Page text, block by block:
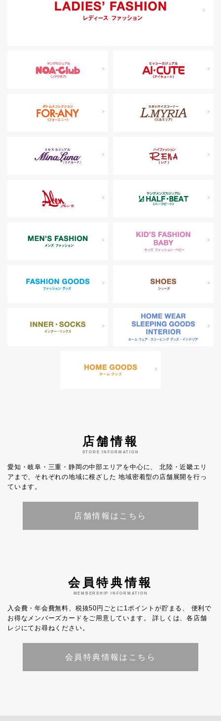
店舗情報
STORE INFORMATION
愛知・岐阜・三重・静岡の中部エリアを中心に、
北陸・近畿エリ
アまで、それぞれの地域に根ざした 地域密着型の店舗展開を行っ
ています。
店舗情報はこちら
会員特典情報
MEMBERSHIP INFORMATION
入会費・年会費無料、税抜50円ごとに1ポイントが貯まる、
便利で
お得なメンバーズカードをご用意しています。
詳しくは、各店舗
レジにてお尋ねください。
会員特典情報はこちら